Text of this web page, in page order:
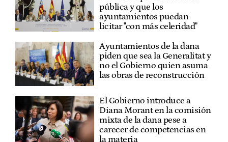
pública y que los
ayuntamientos puedan
licitar "con más celeridad"
Ayuntamientos de la dana
piden que sea la Generalitat y
no el Gobierno quien asuma
las obras de reconstrucción
El Gobierno introduce a
Diana Morant en la comisión
mixta de la dana pese a
carecer de competencias en
la materia